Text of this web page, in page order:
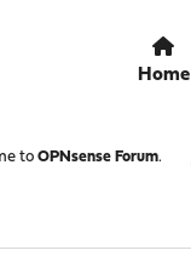
Home
to OPNsense Forum.